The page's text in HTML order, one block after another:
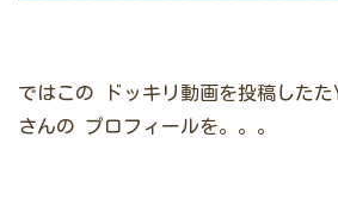
ではこの ドッキリ動画を投稿したた
さんの プロフィールを。。。